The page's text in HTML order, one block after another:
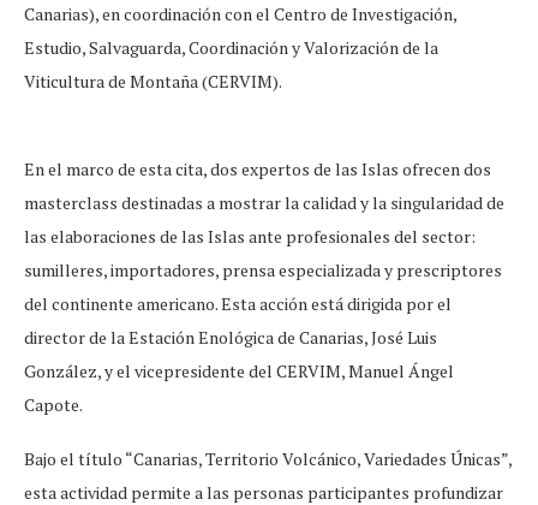
Canarias), en coordinación con el Centro de Investigación,
Estudio, Salvaguarda, Coordinación y Valorización de la
Viticultura de Montaña (CERVIM).
En el marco de esta cita, dos expertos de las Islas ofrecen dos
masterclass destinadas a mostrar la calidad y la singularidad de
las elaboraciones de las Islas ante profesionales del sector:
sumilleres, importadores, prensa especializada y prescriptores
del continente americano. Esta acción está dirigida por el
director de la Estación Enológica de Canarias, José Luis
González, y el vicepresidente del CERVIM, Manuel Ángel
Capote.
Bajo el título “Canarias, Territorio Volcánico, Variedades Únicas”,
esta actividad permite a las personas participantes profundizar